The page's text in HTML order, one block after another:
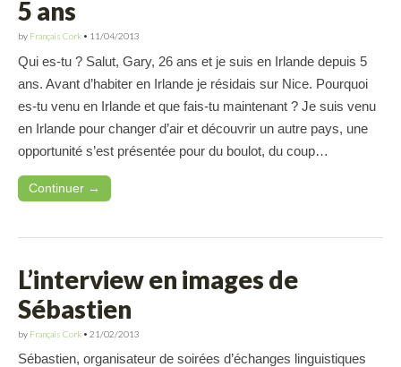
5 ans
by Français Cork • 11/04/2013
Qui es-tu ? Salut, Gary, 26 ans et je suis en Irlande depuis 5
ans. Avant d’habiter en Irlande je résidais sur Nice. Pourquoi
es-tu venu en Irlande et que fais-tu maintenant ? Je suis venu
en Irlande pour changer d’air et découvrir un autre pays, une
opportunité s’est présentée pour du boulot, du coup…
Continuer →
L’interview en images de
Sébastien
by Français Cork • 21/02/2013
Sébastien, organisateur de soirées d’échanges linguistiques